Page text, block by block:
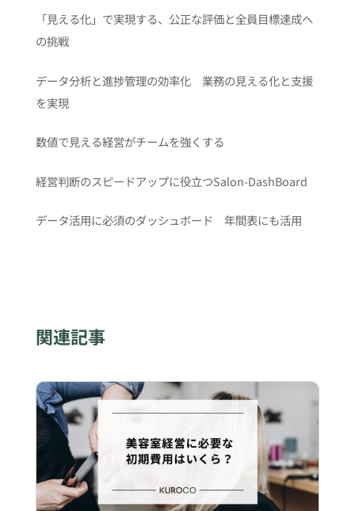
「見える化」で実現する、公正な評価と全員目標達成へ
の挑戦
データ分析と進捗管理の効率化 業務の見える化と支援
を実現
数値で見える経営がチームを強くする
経営判断のスピードアップに役立つSalon-DashBoard
データ活用に必須のダッシュボード 年間表にも活用
関連記事